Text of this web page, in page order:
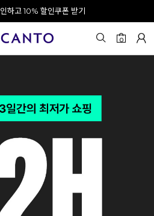
결제 완료 시 오늘 출발!
최대 20% 쿠폰 지급
추가 시 10% 쿠폰 증정
하고 10% 할인쿠폰 받기
0